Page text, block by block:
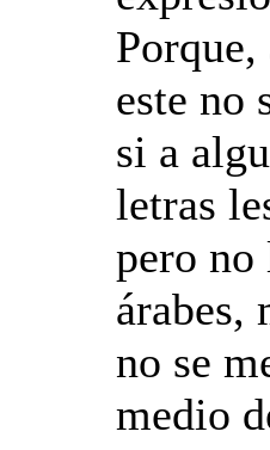
este no
si a
letras
pero no
árabes,
no se
medio